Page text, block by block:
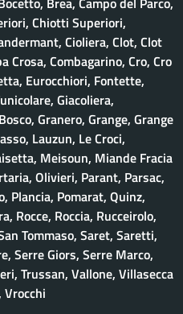
Chiotti Superiori,
Cioliera, Clot, Clot
Crosa, Combagarino, Cro, Cro
Eurocchiori, Fontette,
Giacoliera,
Granero, Grange, Grange
Lauzun, Le Croci,
Meisoun, Miande Fracia
Olivieri, Parant, Parsac,
Plancia, Pomarat, Quinz,
Rocce, Roccia, Rucceirolo,
Tommaso, Saret, Saretti,
Serre Giors, Serre Marco,
Trussan, Vallone, Villasecca
Vrocchi